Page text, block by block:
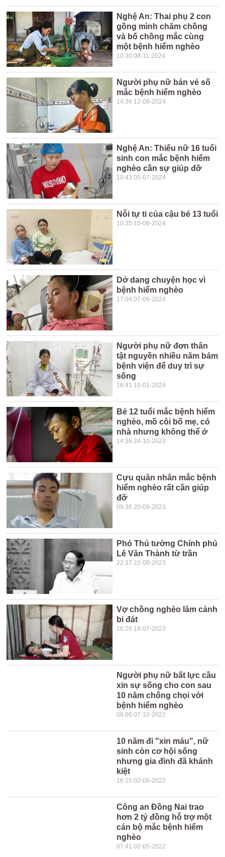
Nghệ An: Thai phụ 2 con
gồng mình chăm chồng
và bố chồng mắc cùng
một bệnh hiểm nghèo
10:30 08-11-2024
Người phụ nữ bán vé số
mắc bệnh hiểm nghèo
14:36 12-08-2024
Nghệ An: Thiếu nữ 16 tuổi
sinh con mắc bệnh hiểm
nghèo cần sự giúp đỡ
10:43 05-07-2024
Nỗi tự ti của cậu bé 13 tuổi
10:35 10-06-2024
Dở dang chuyện học vì
bệnh hiểm nghèo
17:04 07-06-2024
Người phụ nữ đơn thân
tật nguyền nhiều năm bám
bệnh viện để duy trì sự
sống
16:41 10-01-2024
Bé 12 tuổi mắc bệnh hiểm
nghèo, mồ côi bố mẹ, có
nhà nhưng không thể ở
14:38 24-10-2023
Cựu quân nhân mắc bệnh
hiểm nghèo rất cần giúp
đỡ
09:36 20-09-2023
Phó Thủ tướng Chính phủ
Lê Văn Thành từ trần
22:37 22-08-2023
Vợ chồng nghèo lâm cảnh
bi đát
16:26 18-07-2023
Người phụ nữ bất lực cầu
xin sự sống cho con sau
10 năm chống chọi với
bệnh hiểm nghèo
08:06 07-10-2022
10 năm đi "xin máu", nữ
sinh còn cơ hội sống
nhưng gia đình đã khánh
kiệt
16:15 02-06-2022
Công an Đồng Nai trao
hơn 2 tỷ đồng hỗ trợ một
cán bộ mắc bệnh hiểm
nghèo
07:41 02-05-2022